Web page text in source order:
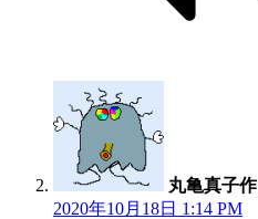
丸亀真子作
2020年10月18日 1:14 PM